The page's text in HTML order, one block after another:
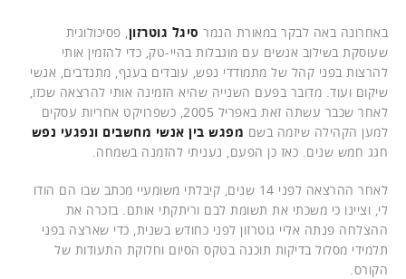
באחרונה באה לבקר במאורת הנמר סיגל גוטרזון, פסיכולוגית
שעוסקת בשילוב אנשים עם מוגבלות בהיי-טק, כדי להזמין אותי
להרצות בפני קהל של מתמודדי נפש, עובדים בענף, מתנדבים, אנשי
שיקום ועוד. מדובר בפעם השנייה שהיא הזמינה אותי להרצאה שכזו,
לאחר שכבר עשתה זאת באפריל 2005, כשפרויקט אחריות עסקים
למען הקהילה שיזמה בשם מפגש בין אנשי מחשבים ונפגעי נפש
חגג חמש שנים. כאז כן הפעם, נעניתי להזמנה בשמחה.
לאחר ההרצאה לפני 14 שנים, קיבלתי משומעיי מכתב שבו הם הודו
לי, וציינו כי משכתי את תשומת לבם וריתקתי אותם. בזכרה את
ההצלחה פנתה אליי גוטרזון לפני כחודש בשנית, כדי שארצה בפני
תלמידי מסלול בדיקות תוכנה בטקס הסיום וחלוקת התעודות של
הקורס.